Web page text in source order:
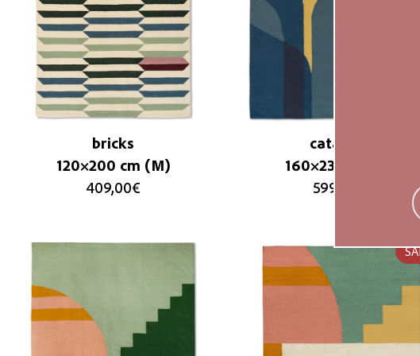
bricks
120×200 cm (M)
409,00€
cataract
160×230 cm (L)
599,00